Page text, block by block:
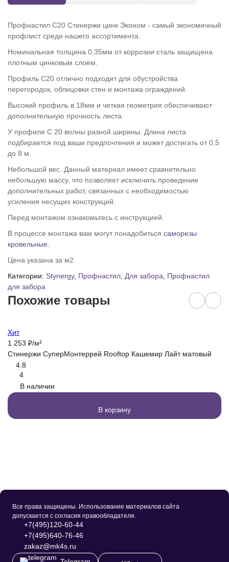
Профнастил С20 Стинержи цинк Эконом - самый экономичный
профлист среди нашего ассортимента.
Номинальная толщина 0,35мм от коррозии сталь защищена
плотным цинковым слоем.
Профиль С20 отлично подходит для обустройства
перегородок, облицовки стен и монтажа ограждений.
Высокий профиль в 18мм и четкая геометрия обеспечивают
дополнительную прочность листа.
У профиля С 20 волны разной ширины. Длина листа
подбирается под ваши предпочтения и может достигать от 0,5
до 8 м.
Небольшой вес. Данный материал имеет сравнительно
небольшую массу, что позволяет исключить проведение
дополнительных работ, связанных с необходимостью
усиления несущих конструкций.
Перед монтажом ознакомьтесь с инструкцией.
В процессе монтажа вам могут понадобиться саморезы
кровельные.
Цена указана за м2
Категории: Stynergy, Профнастил Для забора
Профнастил
для забора
Похожие товары
Хит
1 253 ₽/м²
Стинержи СуперМонтеррей Rooftop Кашемир Лайт матовый
4.8
4
В наличии
В корзину
Все права защищены. Использование материалов сайта
допускается с согласия правообладателя.
+7(495)120-60-44
+7(495)640-76-46
zakaz@mk4s.ru